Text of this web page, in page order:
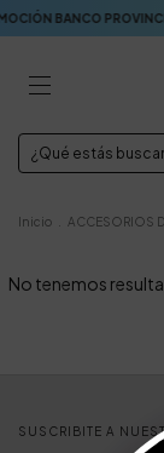
BANCO
Inicio ACCESORIOS
No tenemos
SUSCRIBITE A